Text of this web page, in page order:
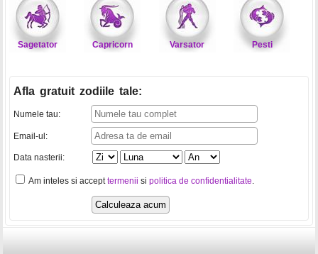
Sagetator Capricorn Varsator Pesti
Afla gratuit zodiile tale:
Numele tau:
Email-ul:
Data nasterii:
Am inteles si accepttermenii si politica de confidentialitate.